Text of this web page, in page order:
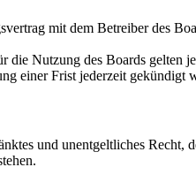
mit dem Betreiber des
Nutzung des Boards gelten
einer Frist jederzeit gekündigt
und unentgeltliches Recht,